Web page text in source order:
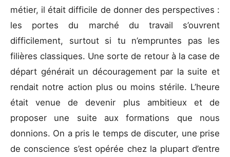
métier, il était difficile de donner des perspectives :
les portes du marché du travail s’ouvrent
difficilement, surtout si tu n’empruntes pas les
filières classiques. Une sorte de retour à la case de
départ générait un découragement par la suite et
rendait notre action plus ou moins stérile. L’heure
était venue de devenir plus ambitieux et de
proposer une suite aux formations que nous
donnions. On a pris le temps de discuter, une prise
de conscience s’est opérée chez la plupart d’entre